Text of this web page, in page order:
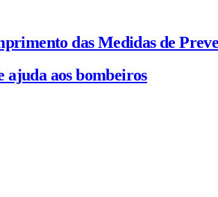
das Medidas de
ajuda aos bombeiros